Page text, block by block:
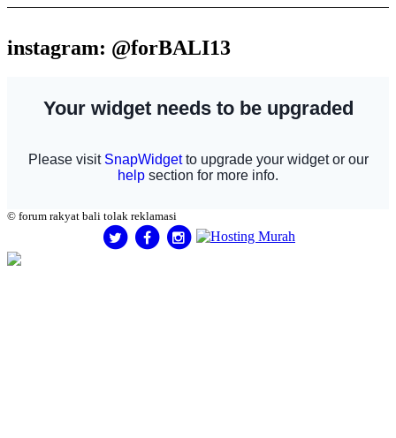
instagram: @forBALI13
© forum rakyat bali tolak reklamasi